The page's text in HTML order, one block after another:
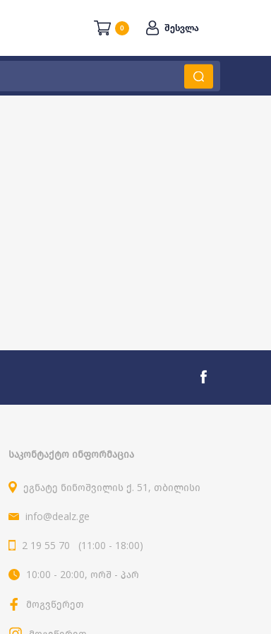
0 შესვლა
ᲡᲐᲙᲝᲜᲢᲐᲥᲢᲝ ᲘᲜᲤᲝᲠᲛᲐᲪᲘᲐ
ეგნატე ნინოშვილის ქ. 51, თბილისი
info@dealz.ge
2 19 55 70 (11:00 - 18:00)
10:00 - 20:00, ორშ - პარ
მოგვწერეთ